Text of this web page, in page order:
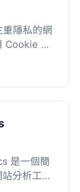
隱私的網
Cookie 即
代
是一個簡
分析工